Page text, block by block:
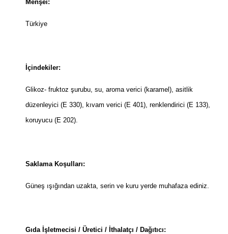
Menşei:
Türkiye
İçindekiler:
Glikoz- fruktoz şurubu, su, aroma verici (karamel), asitlik
düzenleyici (E 330), kıvam verici (E 401), renklendirici (E 133),
koruyucu (E 202).
Saklama Koşulları:
Güneş ışığından uzakta, serin ve kuru yerde muhafaza ediniz.
Gıda İşletmecisi / Üretici / İthalatçı / Dağıtıcı: